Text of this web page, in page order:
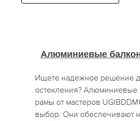
Алюминиевые
Ищете надежное решение
остекления? Алюминиевые
рамы от мастеров
выбор. Они обеспечивают